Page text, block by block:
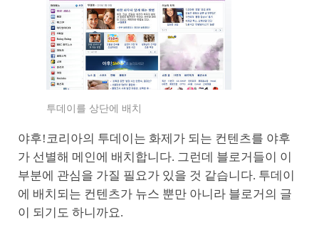
투데이를 상단에 배치
야후!코리아의 투데이는 화제가 되는 컨텐츠를 야후
가 선별해 메인에 배치합니다. 그런데 블로거들이 이
부분에 관심을 가질 필요가 있을 것 같습니다. 투데이
에 배치되는 컨텐츠가 뉴스 뿐만 아니라 블로거의 글
이 되기도 하니까요.